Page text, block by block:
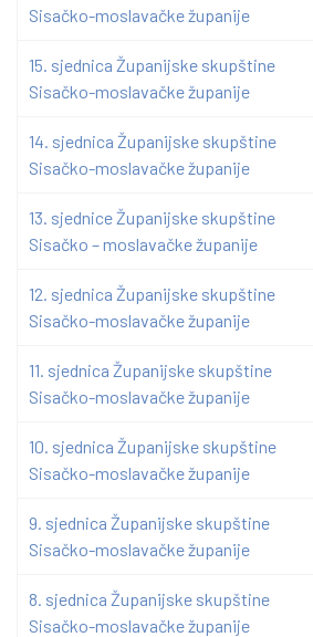
Sisačko-moslavačke županije
15. sjednica Županijske skupštine
Sisačko-moslavačke županije
14. sjednica Županijske skupštine
Sisačko-moslavačke županije
13. sjednice Županijske skupštine
Sisačko – moslavačke županije
12. sjednica Županijske skupštine
Sisačko-moslavačke županije
11. sjednica Županijske skupštine
Sisačko-moslavačke županije
10. sjednica Županijske skupštine
Sisačko-moslavačke županije
9. sjednica Županijske skupštine
Sisačko-moslavačke županije
8. sjednica Županijske skupštine
Sisačko-moslavačke županije